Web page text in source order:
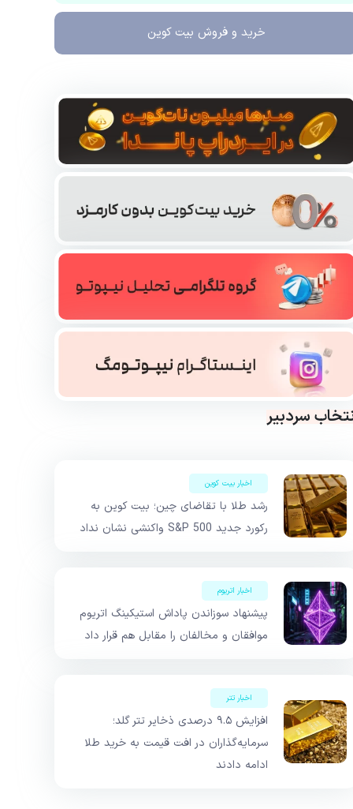
خرید و فروش بیت کوین
سردبیر
اخبار بیت کوین
رشد طلا با تقاضای چین؛ بیت کوین به
رکورد جدید S&P 500 واکنشی نشان نداد
اخبار اتریوم
پیشنهاد سوزاندن پاداش استیکینگ اتریوم
موافقان و مخالفان را مقابل هم قرار داد
اخبار تتر
افزایش ۹.۵ درصدی ذخایر تتر گلد؛
سرمایه‌گذاران در افت قیمت به خرید طلا
ادامه دادند